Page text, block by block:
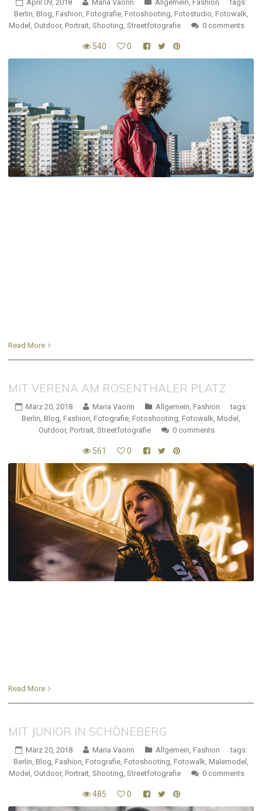
April 09, 2018 Maria Vaorin Allgemein, Fashion
tags:
Berlin, Blog, Fashion, Fotografie, Fotoshooting, Fotostudio, Fotowalk,
Model , Outdoor, Portrait, Shooting, Streetfotografie 0 comments
540 0
Read More
MIT VERENA AM ROSENTHALER PLATZ
März 20, 2018 Maria Vaorin Allgemein Fashion
tags:
Berlin Blog Fashion Fotografie Fotoshooting Fotowalk Model
Outdoor, Portrait Streetfotografie 0 comments
561 0
Read More
MIT JUNIOR IN SCHÖNEBERG
März 20, 2018 Maria Vaorin Allgemein Fashion
tags:
Berlin Blog Fashion Fotografie Fotoshooting Fotowalk Malemodel
Model Outdoor, Portrait Shooting Streetfotografie 0 comments
485 0